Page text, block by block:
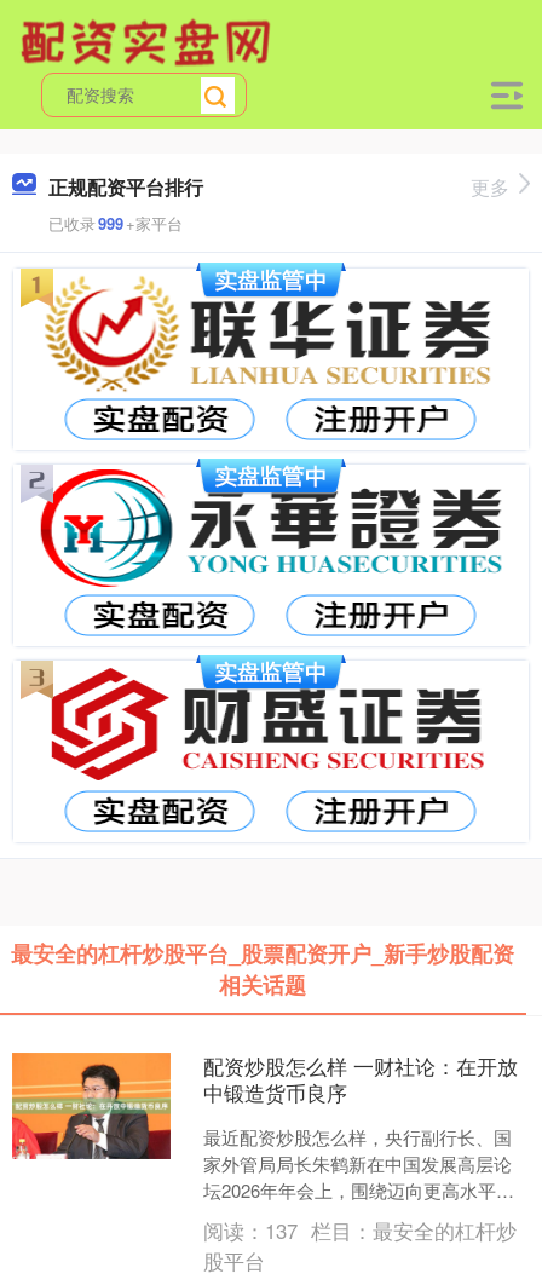
正规配资平台排行
已收录999+家平台
更多
最安全的杠杆炒股平台_股票配资开户_新手炒股配资
相关话题
配资炒股怎么样 一财社论：在开放
中锻造货币良序
最近配资炒股怎么样，央行副行长、国
家外管局局长朱鹤新在中国发展高层论
坛2026年年会上，围绕迈向更高水平开
放的中国经济与外汇管理作了主题发
言，明确国家外管局将更....
阅读： 137 栏目：最安全的杠杆炒
股平台